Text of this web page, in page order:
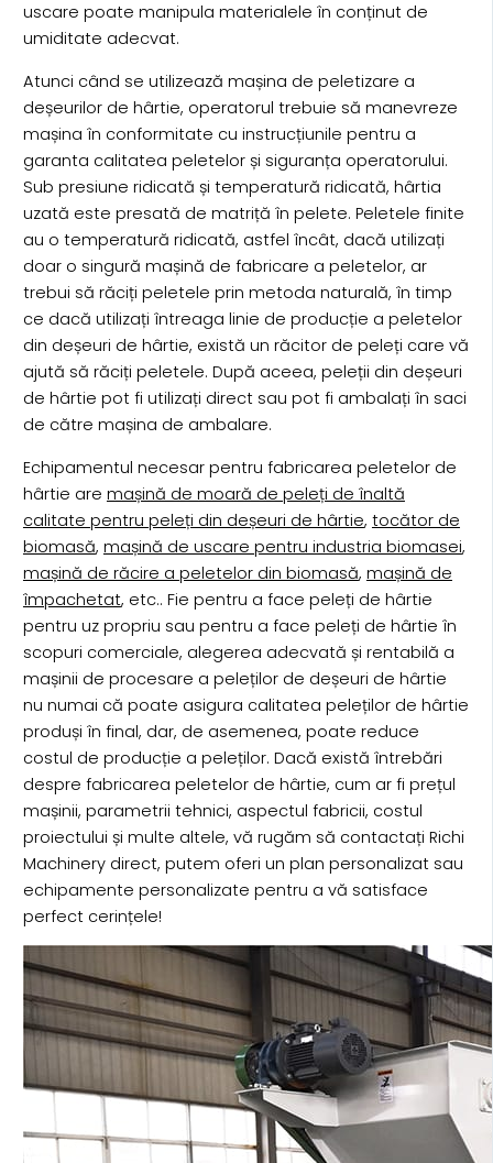
uscare poate manipula materialele în conținut de
umiditate adecvat.
Atunci când se utilizează mașina de peletizare a
deșeurilor de hârtie, operatorul trebuie să manevreze
mașina în conformitate cu instrucțiunile pentru a
garanta calitatea peletelor și siguranța operatorului.
Sub presiune ridicată și temperatură ridicată, hârtia
uzată este presată de matriță în pelete. Peletele finite
au o temperatură ridicată, astfel încât, dacă utilizați
doar o singură mașină de fabricare a peletelor, ar
trebui să răciți peletele prin metoda naturală, în timp
ce dacă utilizați întreaga linie de producție a peletelor
din deșeuri de hârtie, există un răcitor de peleți care vă
ajută să răciți peletele. După aceea, peleții din deșeuri
de hârtie pot fi utilizați direct sau pot fi ambalați în saci
de către mașina de ambalare.
Echipamentul necesar pentru fabricarea peletelor de
hârtie are mașină de moară de peleți de înaltă
calitate pentru peleți din deșeuri de hârtie, tocător de
biomasă, mașină de uscare pentru industria biomasei,
mașină de răcire a peletelor din biomasă, mașină de
împachetat, etc.. Fie pentru a face peleți de hârtie
pentru uz propriu sau pentru a face peleți de hârtie în
scopuri comerciale, alegerea adecvată și rentabilă a
mașinii de procesare a peleților de deșeuri de hârtie
nu numai că poate asigura calitatea peleților de hârtie
produși în final, dar, de asemenea, poate reduce
costul de producție a peleților. Dacă există întrebări
despre fabricarea peletelor de hârtie, cum ar fi prețul
mașinii, parametrii tehnici, aspectul fabricii, costul
proiectului și multe altele, vă rugăm să contactați Richi
Machinery direct, putem oferi un plan personalizat sau
echipamente personalizate pentru a vă satisface
perfect cerințele!